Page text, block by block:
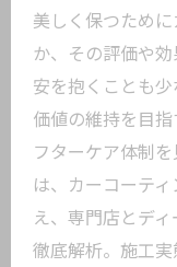
美しく保つため
か、その評価や
安を抱くことも
価値の維持を目
フターケア体制
は、カーコーテ
え、専門店とデ
徹底解析。施工